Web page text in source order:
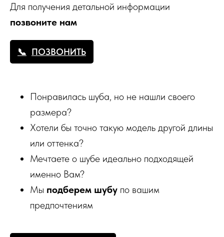
Для получения детальной информации
позвоните нам
ПОЗВОНИТЬ
Понравилась шуба, но не нашли своего
размера?
Хотели бы точно такую модель другой длины
или оттенка?
Мечтаете о шубе идеально подходящей
именно Вам?
Мы подберем шубу по вашим
предпочтениям